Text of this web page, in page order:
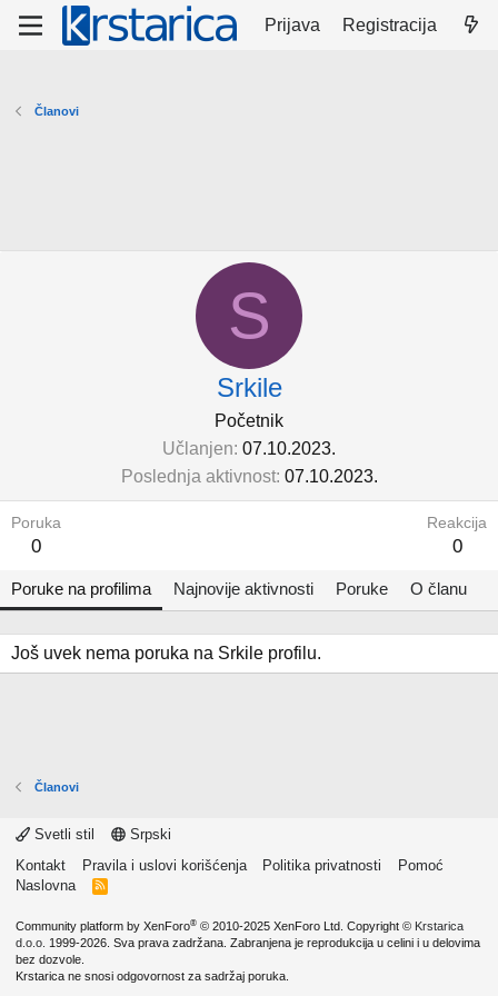
Prijava Registracija
Članovi
S
Srkile
Početnik
Učlanjen 07.10.2023.
Poslednja aktivnost 07.10.2023.
Poruka
0
Reakcija
0
Poruke na profilima Najnovije aktivnosti Poruke O članu
Još uvek nema poruka na Srkile profilu.
Članovi
Svetli stil
Srpski
Kontakt
Pravila i uslovi korišćenja Politika privatnosti
Pomoć
Naslovna
R
Community platform by XenForo® © 2010-2025 XenForo Ltd. Copyright © Krstarica
d.o.o. 1999-2026. Sva prava zadržana. Zabranjena je reprodukcija u celini i u delovima
bez dozvole.
Krstarica ne snosi odgovornost za sadržaj poruka.